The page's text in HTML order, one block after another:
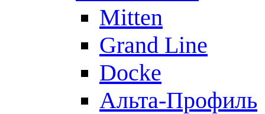
Mitten
Grand Line
Docke
Альта-Профиль